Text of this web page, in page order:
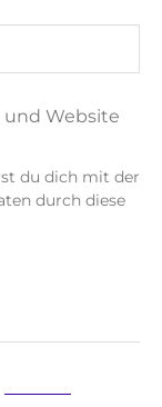
und Website
du dich mit der
durch diese